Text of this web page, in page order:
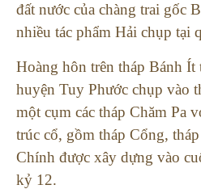
đất nước của chàng trai gốc
nhiều tác phẩm Hải chụp tại
Hoàng hôn trên tháp Bánh Ít
huyện Tuy Phước chụp vào
một cụm các tháp Chăm Pa
trúc cổ, gồm tháp Cổng,
Chính được xây dựng vào
kỷ 12.